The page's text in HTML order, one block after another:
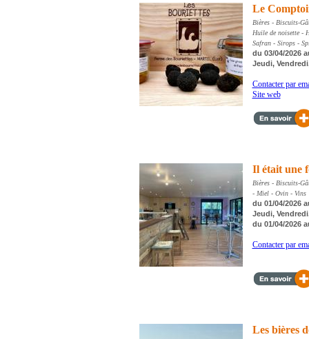
Le
Bières - Biscuits-
Huile de noisette -
Safran - Sirops -
du 03/04/2026
Jeudi,
Contacter par
Site web
Il était une
Bières - Biscuits-
- Miel - Ovin - Vins
du 01/04/2026
Jeudi,
du 01/04/2026
Contacter par
Les bières